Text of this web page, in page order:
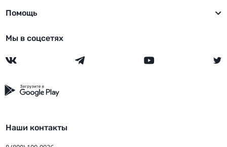
Помощь
Мы в соцсетях
Наши контакты